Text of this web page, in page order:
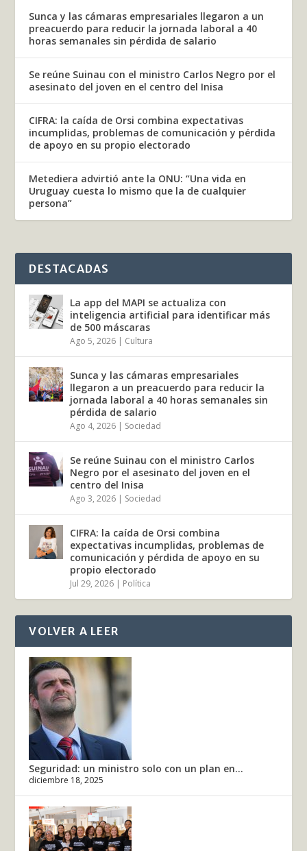
Sunca y las cámaras empresariales llegaron a un
preacuerdo para reducir la jornada laboral a 40
horas semanales sin pérdida de salario
Se reúne Suinau con el ministro Carlos Negro por el
asesinato del joven en el centro del Inisa
CIFRA: la caída de Orsi combina expectativas
incumplidas, problemas de comunicación y pérdida
de apoyo en su propio electorado
Metediera advirtió ante la ONU: “Una vida en
Uruguay cuesta lo mismo que la de cualquier
persona”
DESTACADAS
La app del MAPI se actualiza con
inteligencia artificial para identificar más
de 500 máscaras
Ago 5, 2026 | Cultura
Sunca y las cámaras empresariales
llegaron a un preacuerdo para reducir la
jornada laboral a 40 horas semanales sin
pérdida de salario
Ago 4, 2026 | Sociedad
Se reúne Suinau con el ministro Carlos
Negro por el asesinato del joven en el
centro del Inisa
Ago 3, 2026 | Sociedad
CIFRA: la caída de Orsi combina
expectativas incumplidas, problemas de
comunicación y pérdida de apoyo en su
propio electorado
Jul 29, 2026 | Política
VOLVER A LEER
Seguridad: un ministro solo con un plan en...
diciembre 18, 2025